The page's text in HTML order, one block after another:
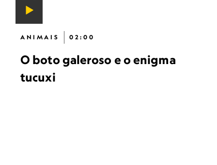
ANIMAIS 02:00
O boto galeroso e o enigma
tucuxi